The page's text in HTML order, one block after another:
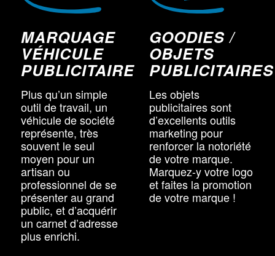
MARQUAGE
VÉHICULE
PUBLICITAIRE
Plus qu’un simple
outil de travail, un
véhicule de société
représente, très
souvent le seul
moyen pour un
artisan ou
professionnel de se
présenter au grand
public, et d’acquérir
un carnet d’adresse
plus enrichi.
GOODIES /
OBJETS
PUBLICITAIRES
Les objets
publicitaires sont
d’excellents outils
marketing pour
renforcer la notoriété
de votre marque.
Marquez-y votre logo
et faites la promotion
de votre marque !